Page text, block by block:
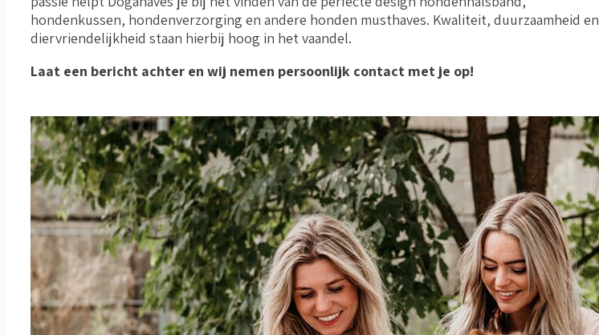
hondenkussen, hondenverzorging en andere honden musthaves. Kwaliteit, duurzaamheid en
diervriendelijkheid staan hierbij hoog in het vaandel.
Laat een bericht achter en wij nemen persoonlijk contact met je op!